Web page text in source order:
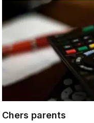
Chers parents